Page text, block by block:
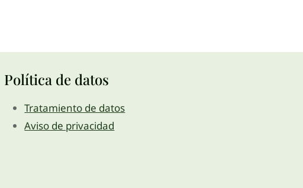
Política de datos
Tratamiento de datos
Aviso de privacidad